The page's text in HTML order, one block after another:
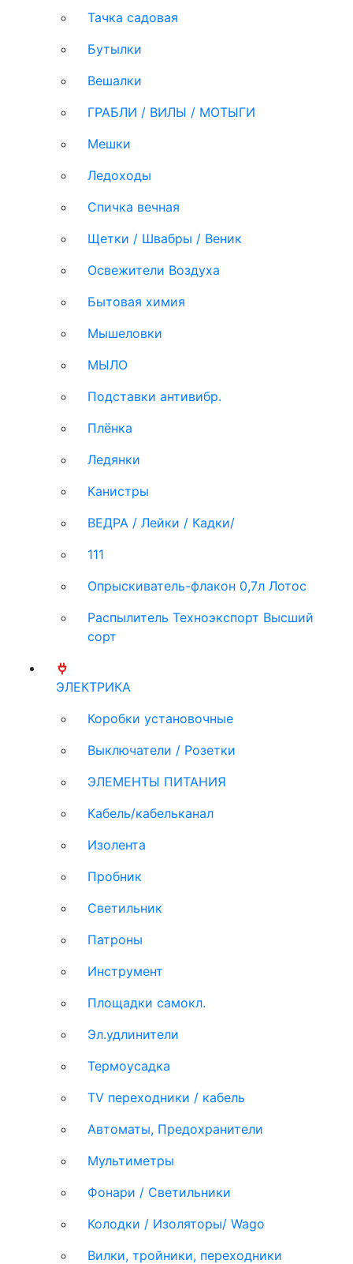
Тачка садовая
Бутылки
Вешалки
ГРАБЛИ / ВИЛЫ / МОТЫГИ
Мешки
Ледоходы
Спичка вечная
Щетки / Швабры / Веник
Освежители Воздуха
Бытовая химия
Мышеловки
МЫЛО
Подставки антивибр.
Плёнка
Ледянки
Канистры
ВЕДРА / Лейки / Кадки/
111
Опрыскиватель-флакон 0,7л Лотос
Распылитель Техноэкспорт Высший
сорт
ЭЛЕКТРИКА
Коробки установочные
Выключатели / Розетки
ЭЛЕМЕНТЫ ПИТАНИЯ
Кабель/кабельканал
Изолента
Пробник
Светильник
Патроны
Инструмент
Площадки самокл.
Эл.удлинители
Термоусадка
TV переходники / кабель
Автоматы, Предохранители
Мультиметры
Фонари / Светильники
Колодки / Изоляторы/ Wago
Вилки, тройники, переходники